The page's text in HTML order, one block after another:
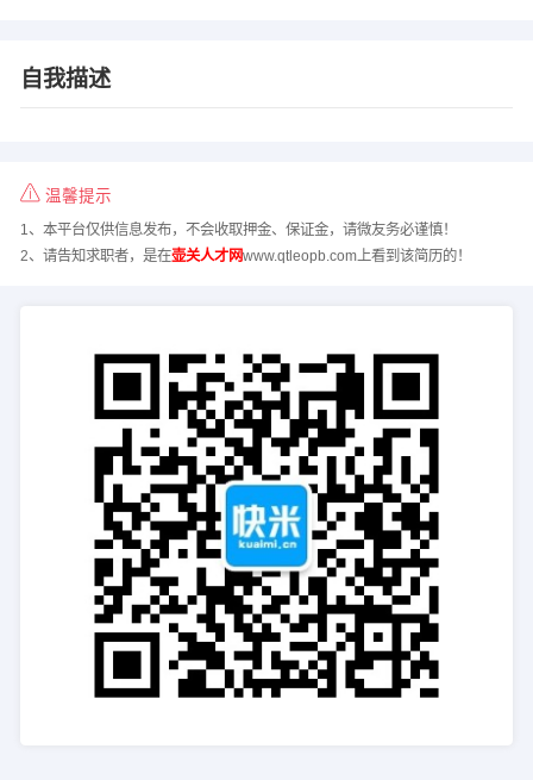
自我描述
温馨提示
1、本平台仅供信息发布，不会收取押金、保证金，请微友务必谨慎！
2、请告知求职者，是在壶关人才网www.qtleopb.com上看到该简历的！